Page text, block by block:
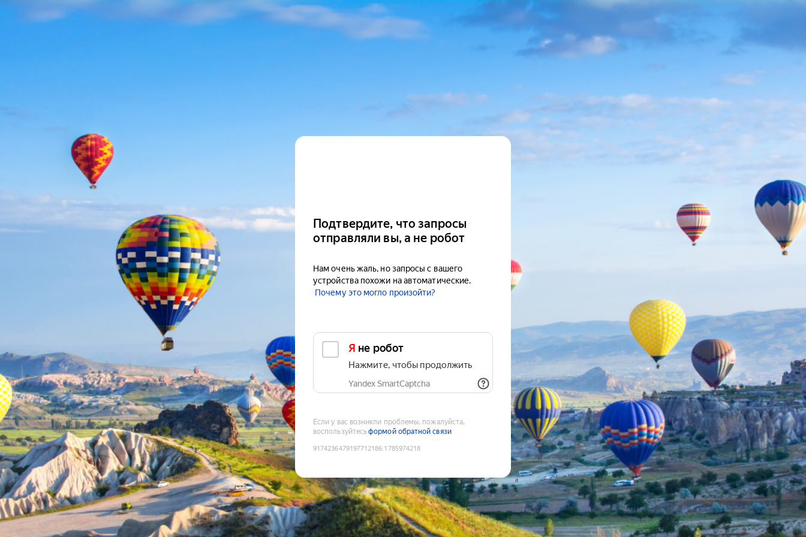
Подтвердите, что запросы
отправляли вы, а не робот
Нам очень жаль, но запросы с вашего
устройства похожи на автоматические.
Почему это могло произойти?
Я не робот
Нажмите, чтобы продолжить
Yandex SmartCaptcha
Если у вас возникли проблемы, пожалуйста,
воспользуйтесьформой обратной связи
9174236479197712186:1785974218